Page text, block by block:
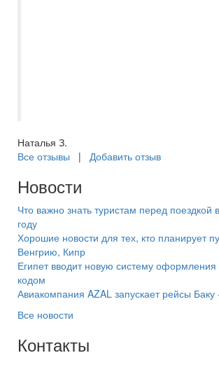
Наталья З.
Все отзывы | Добавить отзыв
Новости
Что важно знать туристам перед
году
Хорошие новости для тех, кто планирует
Венгрию, Кипр
Египет вводит новую систему оформления
кодом
Авиакомпания AZAL запускает рейсы
Все новости
Контакты